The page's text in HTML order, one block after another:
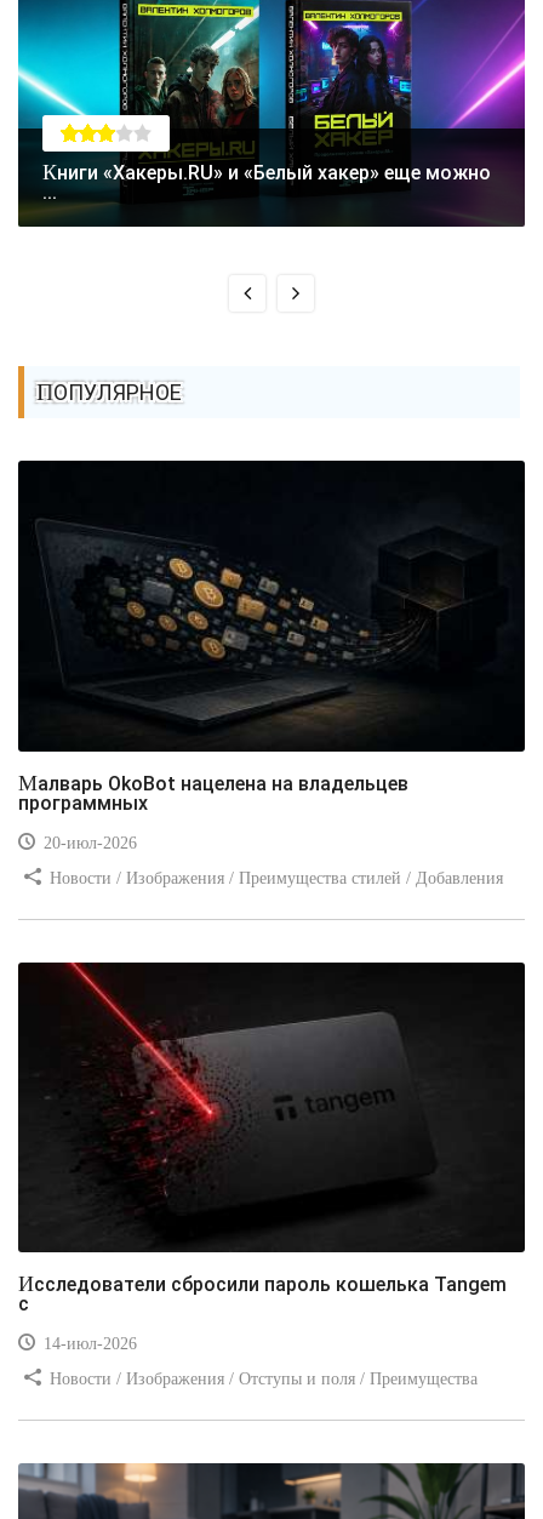
Книги «Хакеры.RU» и «Белый хакер» еще можно
...
ПОПУЛЯРНОЕ
Малварь OkoBot нацелена на владельцев
программных
20-июл-2026
Новости / Изображения / Преимущества стилей / Добавления
Исследователи сбросили пароль кошелька Tangem
с
14-июл-2026
Новости / Изображения / Отступы и поля / Преимущества